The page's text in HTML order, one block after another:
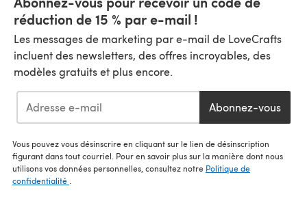
réduction de 15 % par e-mail !
Les messages de marketing par e-mail de LoveCrafts
incluent des newsletters, des offres incroyables, des
modèles gratuits et plus encore.
Abonnez-vous
Vous pouvez vous désinscrire en cliquant sur le lien de désinscription
figurant dans tout courriel. Pour en savoir plus sur la manière dont nous
utilisons vos données personnelles, consultez notre Politique de
confidentialité